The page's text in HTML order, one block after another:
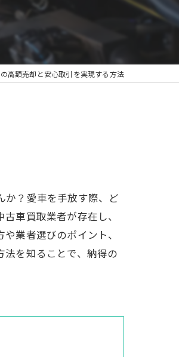
高額売却と安心取引を実現する方法
か？愛車を手放す際、ど
車買取業者が存在し、
業者選びのポイント、
を知ることで、納得の